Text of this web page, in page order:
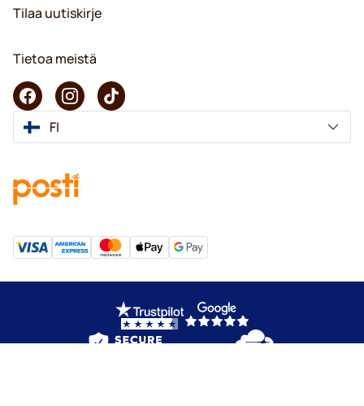
Tilaa uutiskirje
Tietoa meistä
FI